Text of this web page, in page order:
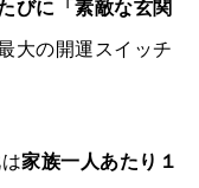
びに「素敵な玄関
大の開運スイッチ
家族一人あたり１